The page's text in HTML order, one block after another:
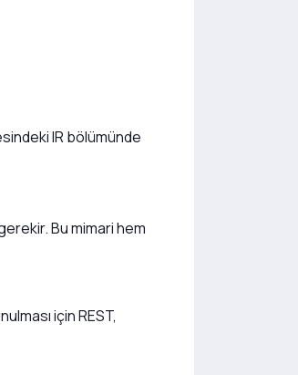
IR bölümünde
Bu mimari hem
için REST,